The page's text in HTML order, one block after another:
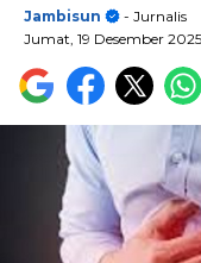
Jambisun
- Jurnalis
Jumat, 19 Desember 2025